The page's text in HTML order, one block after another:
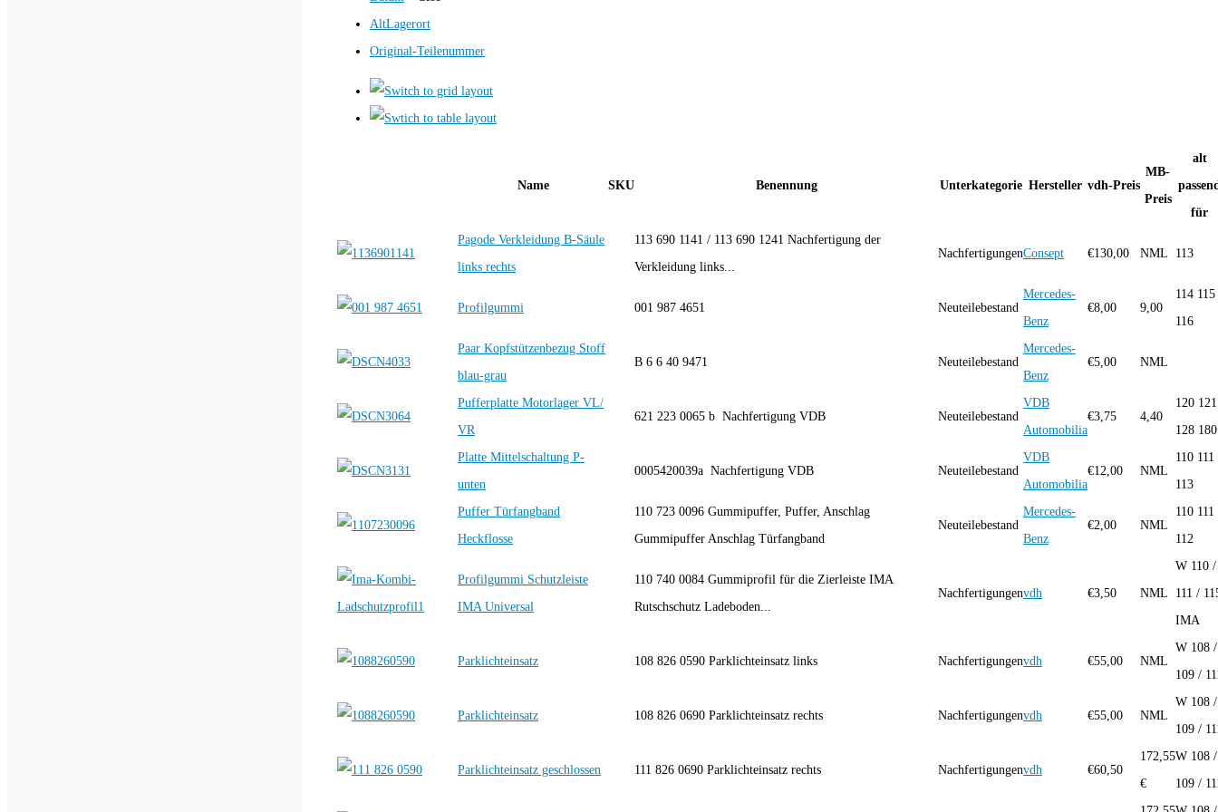
AltLagerort
Original-Teilenummer
Name SKU Benennung Unterkategorie Hersteller vdh-Preis
MB-
Preis
alt
für
Pagode Verkleidung B-Säule
links rechts
113 690 1141 / 113 690 1241 Nachfertigung der
Verkleidung links...
NachfertigungenConsept €130,00 NML 113
Profilgummi 001 987 4651 Neuteilebestand
Mercedes-
Benz
€8,00 9,00
114 115
116
Paar Kopfstützenbezug Stoff
blau-grau
B 6 6 40 9471 Neuteilebestand
Mercedes-
Benz
€5,00 NML
Pufferplatte Motorlager VL/
VR
621 223 0065 b Nachfertigung VDB Neuteilebestand
VDB
Automobilia
€3,75 4,40
120 121
128 180
Platte Mittelschaltung P-
unten
0005420039a Nachfertigung VDB Neuteilebestand
VDB
Automobilia
€12,00 NML
110 111
113
Puffer Türfangband
Heckflosse
110 723 0096 Gummipuffer, Puffer, Anschlag
Gummipuffer Anschlag Türfangband
Neuteilebestand
Mercedes-
Benz
€2,00 NML
110 111
112
Profilgummi Schutzleiste
IMA Universal
110 740 0084 Gummiprofil für die Zierleiste IMA
Rutschschutz Ladeboden...
Nachfertigungenvdh €3,50 NML
W 110 /
111 /
IMA
Parklichteinsatz 108 826 0590 Parklichteinsatz links Nachfertigungenvdh €55,00 NML
W 108 /
109 /
Parklichteinsatz 108 826 0690 Parklichteinsatz rechts Nachfertigungenvdh €55,00 NML
W 108 /
109 /
Parklichteinsatz geschlossen 111 826 0690 Parklichteinsatz rechts Nachfertigungenvdh €60,50
172,55
€
W 108 /
109 /